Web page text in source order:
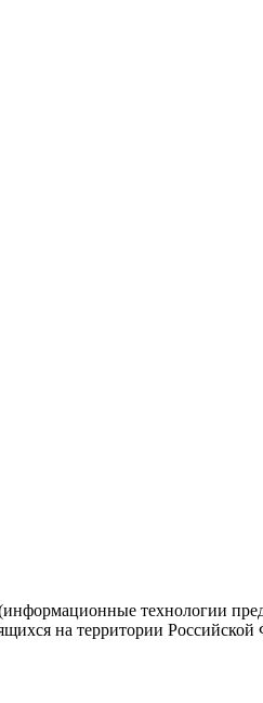
технологии
на территории